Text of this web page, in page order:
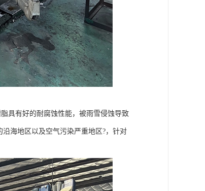
具有好的耐腐蚀性能，被雨雪侵蚀导致
海地区以及空气污染严重地区?，针对